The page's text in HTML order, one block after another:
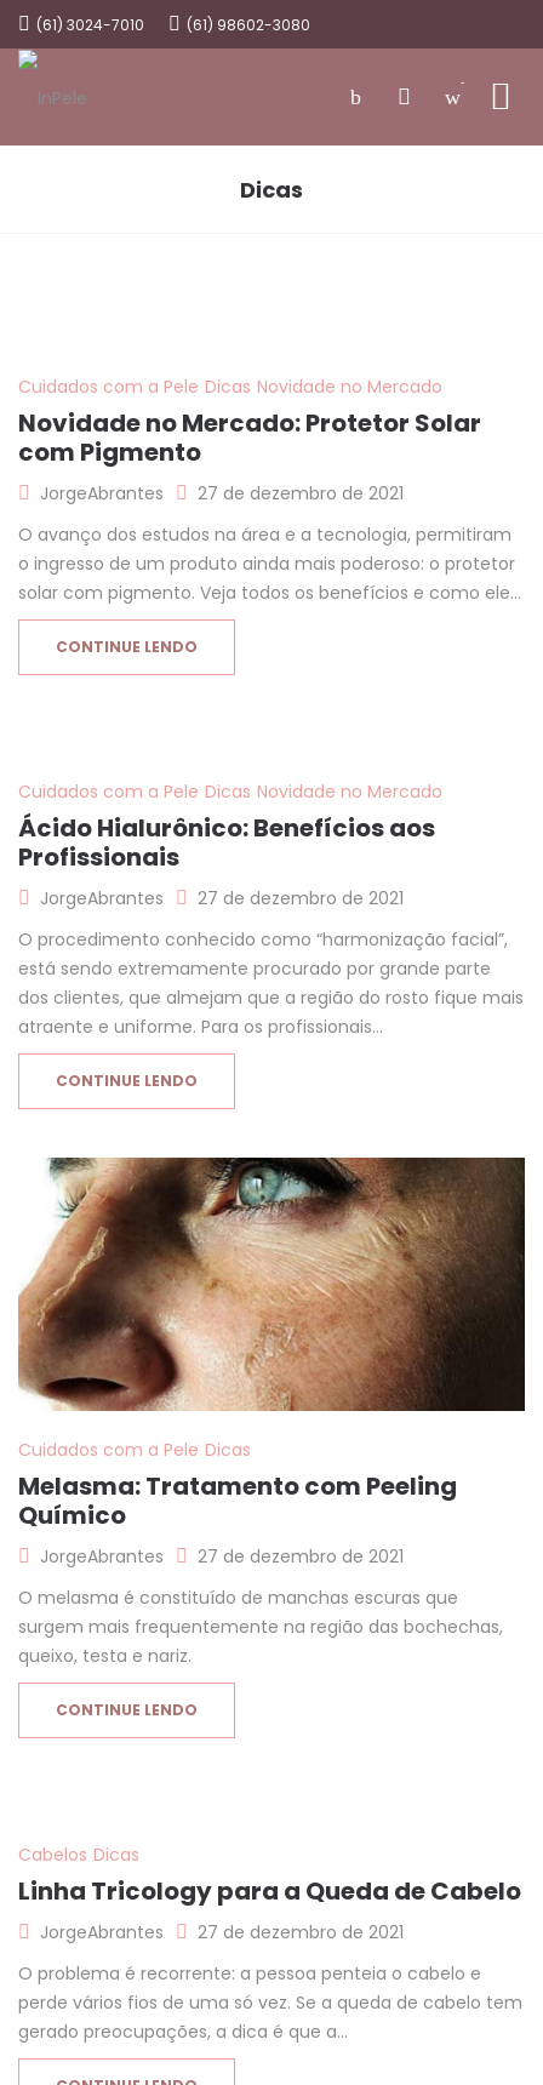
(61) 3024-7010 (61) 98602-3080
-
Dicas
Cuidados com a Pele Dicas Novidade no Mercado
Novidade no Mercado: Protetor Solar
com Pigmento
JorgeAbrantes
27 de dezembro de 2021
O avanço dos estudos na área e a tecnologia, permitiram
o ingresso de um produto ainda mais poderoso: o protetor
solar com pigmento. Veja todos os benefícios e como ele…
CONTINUE LENDO
Cuidados com a Pele Dicas Novidade no Mercado
Ácido Hialurônico: Benefícios aos
Profissionais
JorgeAbrantes
27 de dezembro de 2021
O procedimento conhecido como “harmonização facial”,
está sendo extremamente procurado por grande parte
dos clientes, que almejam que a região do rosto fique mais
atraente e uniforme. Para os profissionais…
CONTINUE LENDO
Cuidados com a Pele Dicas
Melasma: Tratamento com Peeling
Químico
JorgeAbrantes
27 de dezembro de 2021
O melasma é constituído de manchas escuras que
surgem mais frequentemente na região das bochechas,
queixo, testa e nariz.
CONTINUE LENDO
Cabelos Dicas
Linha Tricology para a Queda de Cabelo
JorgeAbrantes
27 de dezembro de 2021
O problema é recorrente: a pessoa penteia o cabelo e
perde vários fios de uma só vez. Se a queda de cabelo tem
gerado preocupações, a dica é que a…